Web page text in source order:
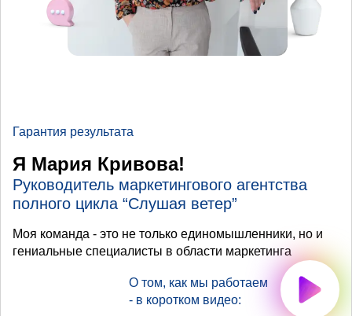
Гарантия результата
Я Мария Кривова!
Руководитель маркетингового агентства
полного цикла “Слушая ветер”
Моя команда - это не только единомышленники, но и
гениальные специалисты в области маркетинга
О том, как мы работаем
- в коротком видео: